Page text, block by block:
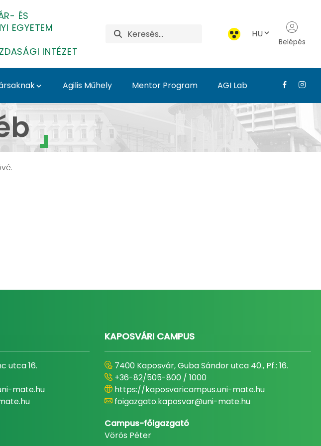
ÉS
EGYETEM
INTÉZET
HU
Belépés
Agilis Műhely Mentor Program AGI Lab
Intézet
utca 16.
mate.hu
KAPOSVÁRI CAMPUS
7400 Kaposvár, Guba Sándor utca 40., Pf.: 16.
+36-82/505-800 / 1000
https://kaposvaricampus.uni-mate.hu
foigazgato.kaposvar@uni-mate.hu
Campus-főigazgató
Vörös Péter